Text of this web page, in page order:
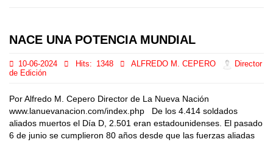
NACE UNA POTENCIA MUNDIAL
10-06-2024 Hits: 1348 ALFREDO M. CEPERO
Director
de Edición
Por Alfredo M. Cepero Director de La Nueva Nación
www.lanuevanacion.com/index.php De los 4.414 soldados
aliados muertos el Día D, 2.501 eran estadounidenses. El pasado
6 de junio se cumplieron 80 años desde que las fuerzas aliadas